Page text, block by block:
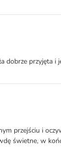
dobrze przyjęta
i
świetne, w